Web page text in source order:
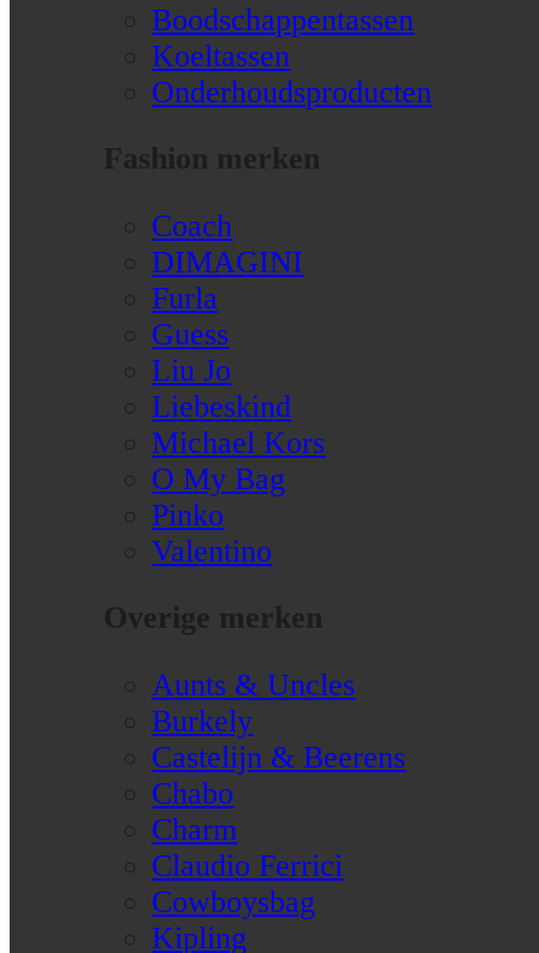
Boodschappentassen
Koeltassen
Onderhoudsproducten
Fashion merken
Coach
DIMAGINI
Furla
Guess
Liu Jo
Liebeskind
Michael Kors
O My Bag
Pinko
Valentino
Overige merken
Aunts & Uncles
Burkely
Castelijn & Beerens
Chabo
Charm
Claudio Ferrici
Cowboysbag
Kipling